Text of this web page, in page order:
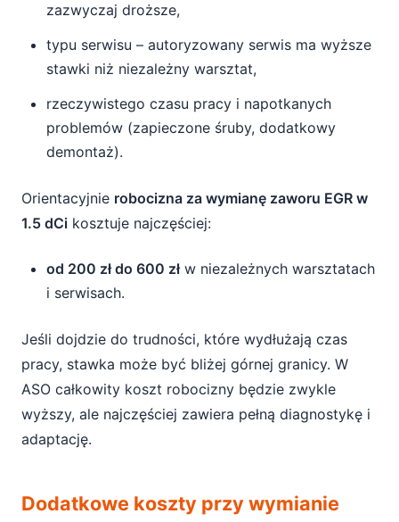
zazwyczaj droższe,
typu serwisu – autoryzowany serwis ma wyższe
stawki niż niezależny warsztat,
rzeczywistego czasu pracy i napotkanych
problemów (zapieczone śruby, dodatkowy
demontaż).
Orientacyjnie robocizna za wymianę zaworu EGR w
1.5 dCi kosztuje najczęściej:
od 200 zł do 600 złw niezależnych warsztatach
i serwisach.
Jeśli dojdzie do trudności, które wydłużają czas
pracy, stawka może być bliżej górnej granicy. W
ASO całkowity koszt robocizny będzie zwykle
wyższy, ale najczęściej zawiera pełną diagnostykę i
adaptację.
Dodatkowe koszty przy wymianie